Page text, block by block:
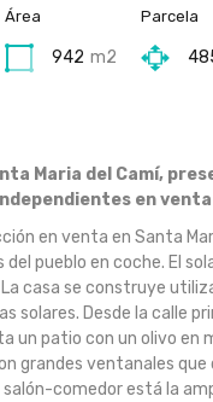
Área
942 m2
Parcela
Maria del Camí,
en
en venta en Santa
pueblo en coche. El
casa se construye
solares. Desde la calle
patio con un olivo en
grandes ventanales que
salón-comedor está la